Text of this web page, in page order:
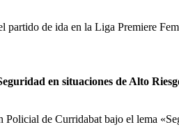
partido de ida en la Liga Premiere
en situaciones de Alto
de Curridabat bajo el lema